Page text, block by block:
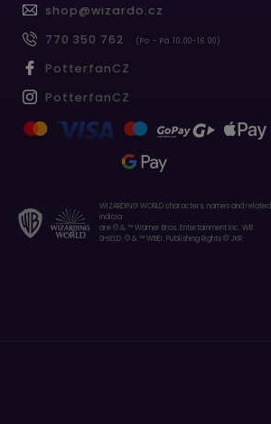
shop@wizardo.cz
770 350 762
(Po - Pá 10.00-16.00)
PotterfanCZ
PotterfanCZ
WIZARDING WORLD characters, names and related
indicia
are © & ™ Warner Bros. Entertainment Inc. WB
SHIELD: © & ™ WBEI. Publishing Rights © JKR.